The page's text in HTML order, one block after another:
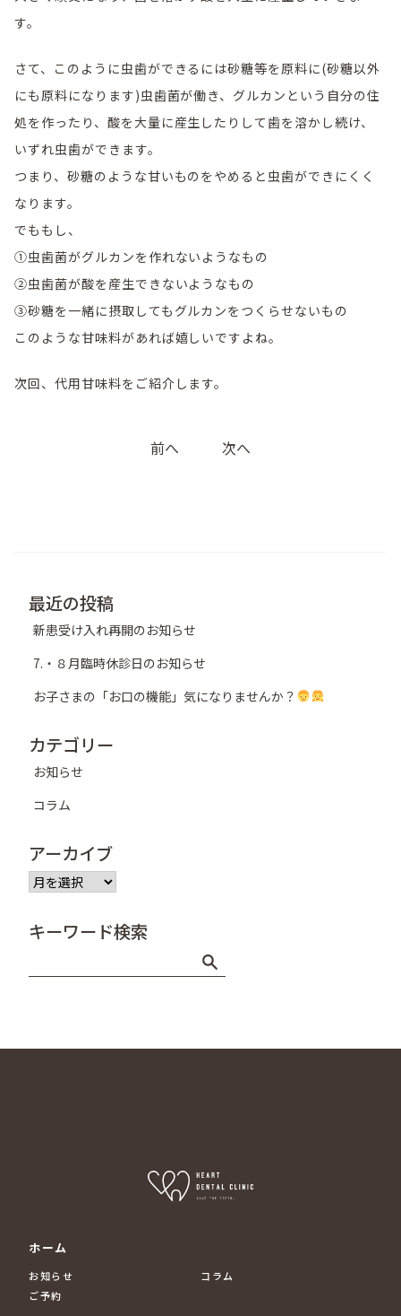
す。
さて、このように虫歯ができるには砂糖等を原料に(砂糖以外
にも原料になります)虫歯菌が働き、グルカンという自分の住
処を作ったり、酸を大量に産生したりして歯を溶かし続け、
いずれ虫歯ができます。
つまり、砂糖のような甘いものをやめると虫歯ができにくく
なります。
でももし、
①虫歯菌がグルカンを作れないようなもの
②虫歯菌が酸を産生できないようなもの
③砂糖を一緒に摂取してもグルカンをつくらせないもの
このような甘味料があれば嬉しいですよね。
次回、代用甘味料をご紹介します。
前へ 次へ
最近の投稿
新患受け入れ再開のお知らせ
7.・８月臨時休診日のお知らせ
お子さまの「お口の機能」気になりませんか？
カテゴリー
お知らせ
コラム
アーカイブ
ア
ー
イ
キーワード検索
ホーム
お知らせ
コラム
ご予約